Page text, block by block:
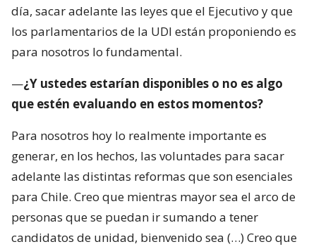
día, sacar adelante las leyes que el Ejecutivo y que
los parlamentarios de la UDI están proponiendo es
para nosotros lo fundamental.
—¿Y ustedes estarían disponibles o no es algo
que estén evaluando en estos momentos?
Para nosotros hoy lo realmente importante es
generar, en los hechos, las voluntades para sacar
adelante las distintas reformas que son esenciales
para Chile. Creo que mientras mayor sea el arco de
personas que se puedan ir sumando a tener
candidatos de unidad, bienvenido sea (…) Creo que